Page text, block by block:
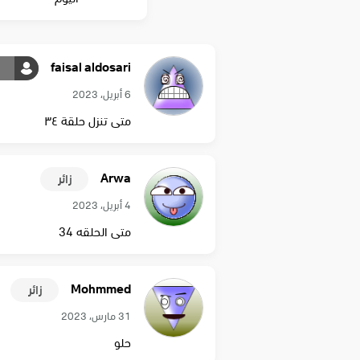
faisal aldosari
6 أبريل، 2023
متى تنزل حلقة ٣٤
Arwa زائر
4 أبريل، 2023
متى الحلقه 34
Mohmmed زائر
31 مارس، 2023
حلو